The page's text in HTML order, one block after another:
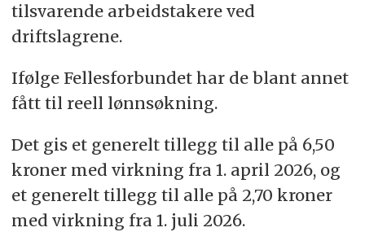
tilsvarende arbeidstakere ved
driftslagrene.
Ifølge Fellesforbundet har de blant annet
fått til reell lønnsøkning.
Det gis et generelt tillegg til alle på 6,50
kroner med virkning fra 1. april 2026, og
et generelt tillegg til alle på 2,70 kroner
med virkning fra 1. juli 2026.